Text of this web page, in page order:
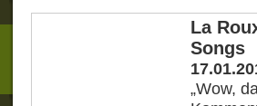
La
Songs
„Wow,